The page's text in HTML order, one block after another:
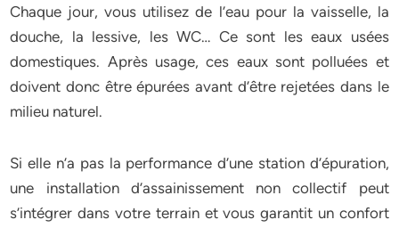
Chaque jour, vous utilisez de l’eau pour la vaisselle, la
douche, la lessive, les WC… Ce sont les eaux usées
domestiques. Après usage, ces eaux sont polluées et
doivent donc être épurées avant d’être rejetées dans le
milieu naturel.
Si elle n’a pas la performance d’une station d’épuration,
une installation d’assainissement non collectif peut
s’intégrer dans votre terrain et vous garantit un confort